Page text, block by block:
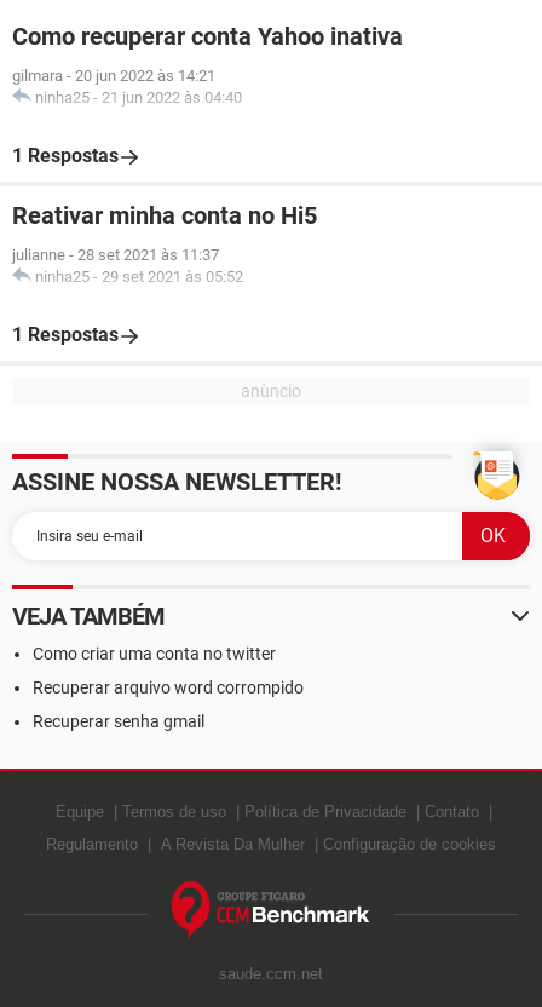
Como recuperar conta Yahoo inativa
gilmara - 20 jun 2022 às 14:21
ninha25 - 21 jun 2022 às 04:40
1 Respostas
Reativar minha conta no Hi5
julianne - 28 set 2021 às 11:37
ninha25 - 29 set 2021 às 05:52
1 Respostas
ASSINE NOSSA NEWSLETTER!
VEJA TAMBÉM
Como criar uma conta no twitter
Recuperar arquivo word corrompido
Recuperar senha gmail
Equipe Termos de uso Política de Privacidade
Contato
Regulamento
A Revista Da Mulher Configuração de cookies
saude.ccm.net